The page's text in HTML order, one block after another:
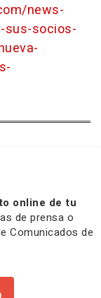
news-
sus-socios-
online de tu
de prensa o
Comunicados de